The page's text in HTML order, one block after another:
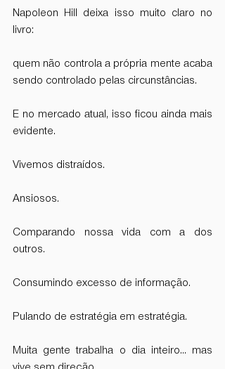
Napoleon Hill deixa isso muito claro no
livro:
quem não controla a própria mente acaba
sendo controlado pelas circunstâncias.
E no mercado atual, isso ficou ainda mais
evidente.
Vivemos distraídos.
Ansiosos.
Comparando nossa vida com a dos
outros.
Consumindo excesso de informação.
Pulando de estratégia em estratégia.
Muita gente trabalha o dia inteiro… mas